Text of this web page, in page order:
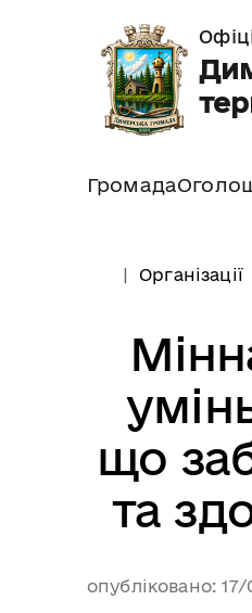
Громада
Організації
що
та
опубліковано: